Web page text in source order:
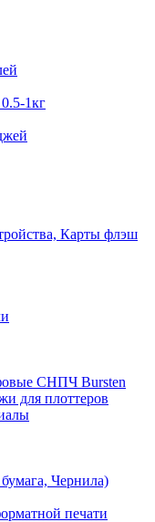
1кг
Карты флэш
СНПЧ Bursten
для плоттеров
Чернила)
печати